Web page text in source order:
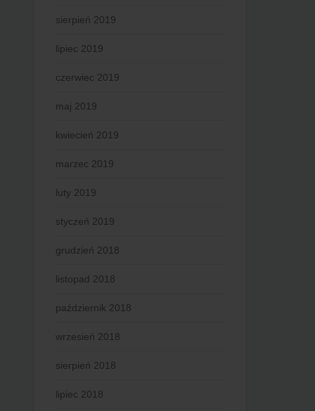
sierpień 2019
lipiec 2019
czerwiec 2019
maj 2019
kwiecień 2019
marzec 2019
luty 2019
styczeń 2019
grudzień 2018
listopad 2018
październik 2018
wrzesień 2018
sierpień 2018
lipiec 2018